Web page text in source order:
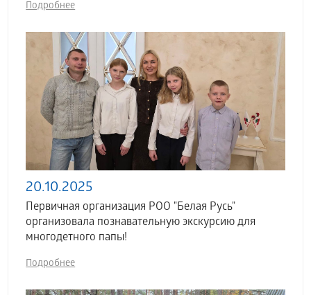
Подробнее
20.10.2025
Первичная организация РОО "Белая Русь"
организовала познавательную экскурсию для
многодетного папы!
Подробнее